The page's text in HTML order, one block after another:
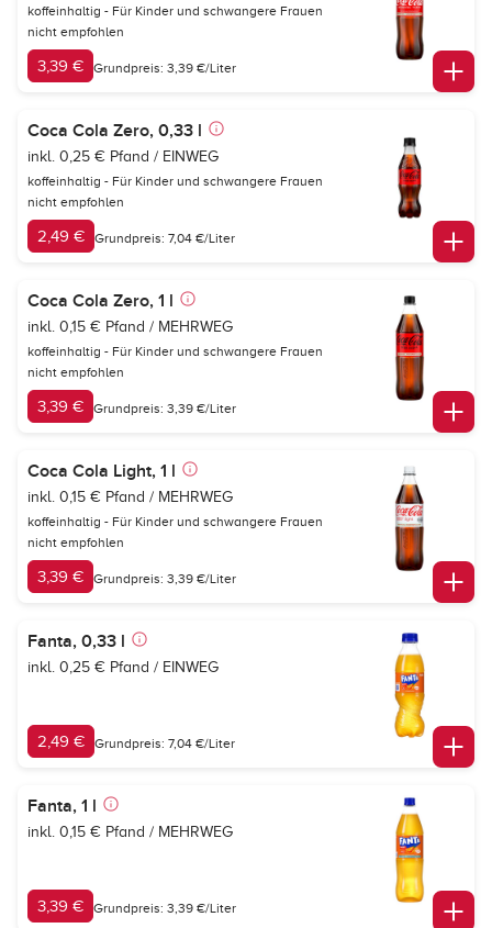
koffeinhaltig - Für Kinder und schwangere Frauen
nicht empfohlen
3,39 € Grundpreis: 3,39 €/Liter
Coca Cola Zero, 0,33 l
inkl. 0,25 € Pfand / EINWEG
koffeinhaltig - Für Kinder und schwangere Frauen
nicht empfohlen
2,49 € Grundpreis: 7,04 €/Liter
Coca Cola Zero, 1 l
inkl. 0,15 € Pfand / MEHRWEG
koffeinhaltig - Für Kinder und schwangere Frauen
nicht empfohlen
3,39 € Grundpreis: 3,39 €/Liter
Coca Cola Light, 1 l
inkl. 0,15 € Pfand / MEHRWEG
koffeinhaltig - Für Kinder und schwangere Frauen
nicht empfohlen
3,39 € Grundpreis: 3,39 €/Liter
Fanta, 0,33 l
inkl. 0,25 € Pfand / EINWEG
2,49 € Grundpreis: 7,04 €/Liter
Fanta, 1 l
inkl. 0,15 € Pfand / MEHRWEG
3,39 € Grundpreis: 3,39 €/Liter